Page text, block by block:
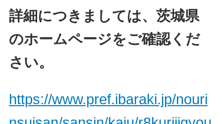
詳細につきましては、茨城県
のホームページをご確認くだ
さい。
https://www.pref.ibaraki.jp/nouri